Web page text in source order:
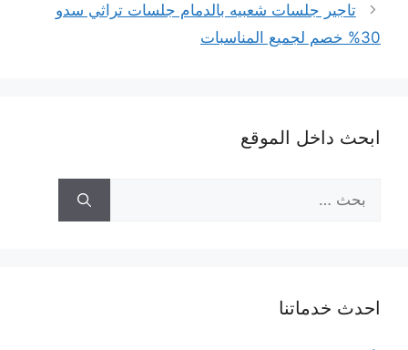
تاجير جلسات شعبيه بالدمام جلسات تراثي سدو
30% خصم لجميع المناسبات
ابحث داخل الموقع
عن:
احدث خدماتنا